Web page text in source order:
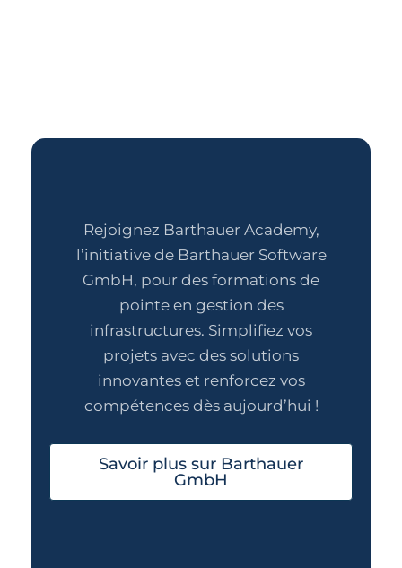
Rejoignez Barthauer Academy,
l’initiative de Barthauer Software
GmbH, pour des formations de
pointe en gestion des
infrastructures. Simplifiez vos
projets avec des solutions
innovantes et renforcez vos
compétences dès aujourd’hui !
Savoir plus sur Barthauer
GmbH